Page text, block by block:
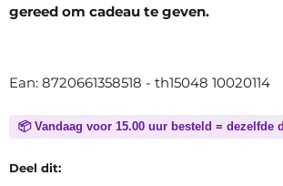
gereed om cadeau te geven.
Ean: 8720661358518 - th15048 10020114
📦 Vandaag voor 15.00 uur besteld = dezelfde
Deel dit: